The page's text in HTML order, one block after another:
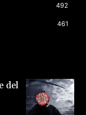
492
461
del